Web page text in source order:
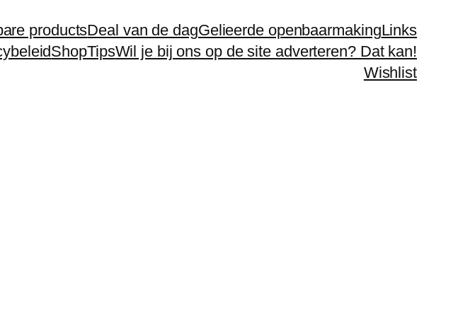
productsDeal van de dagGelieerde openbaarmakingLinks
ShopTipsWil je bij ons op de site adverteren? Dat kan!
Wishlist